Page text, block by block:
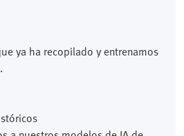
ya ha recopilado y entrenamos